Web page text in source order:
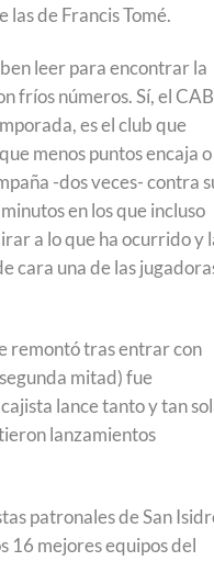
de Francis Tomé.
leer para encontrar la
fríos números. Sí, el CAB
es el club que
menos puntos encaja o
-dos veces- contra
en los que incluso
a lo que ha ocurrido y
cara una de las
remontó tras entrar con
mitad) fue
lance tanto y tan
lanzamientos
patronales de San
16 mejores equipos del